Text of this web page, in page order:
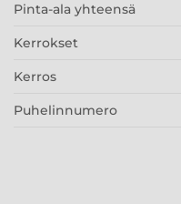
Pinta-ala yhteensä
Kerrokset
Kerros
Puhelinnumero